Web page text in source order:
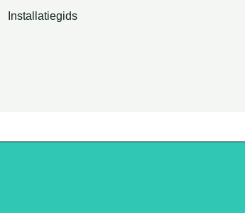
Installatiegids